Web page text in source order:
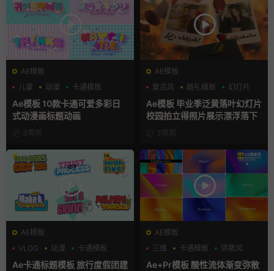
AE模板
儿童
动漫 卡通模板
Ae模板 10款卡通可爱多彩日
式动漫画标题动画
3周前
AE模板
复古风
婚礼模板 幻灯片
Ae模板 毕业季泛黄落叶幻灯片
校园拍立得照片展示漂浮落下
3周前
AE模板
VLOG
动漫 卡通模板
Ae卡通标题模板 旅行度假团建
AE模板
三维
卡通模板 弥散风
Ae+Pr模板 酸性流体渐变弥散